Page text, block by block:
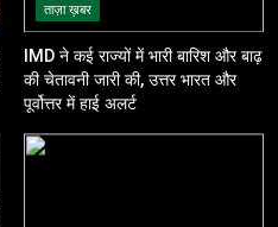
ताज़ा ख़बर
IMD ने कई राज्यों में भारी बारिश और बाढ़
की चेतावनी जारी की, उत्तर भारत और
पूर्वोत्तर में हाई अलर्ट